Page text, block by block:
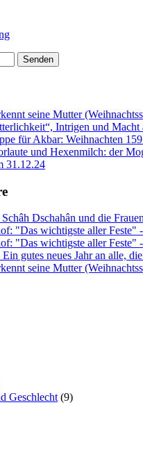
seine Mutter
Intrigen und
für Akbar: Weihnachten
und Hexenmilch: der
31.12.24
Dschahân und die
"Das wichtigste aller Feste"
"Das wichtigste aller Feste"
gutes neues Jahr an alle,
seine Mutter
Geschlecht (9)